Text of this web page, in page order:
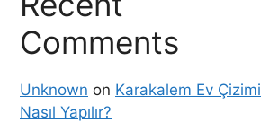
Comments
Unknown on Karakalem Ev Çizimi
Nasıl Yapılır?